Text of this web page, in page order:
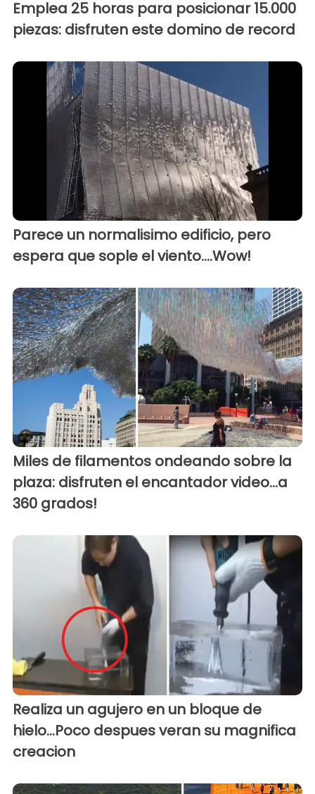
Emplea 25 horas para posicionar 15.000
piezas: disfruten este domino de record
Parece un normalisimo edificio, pero
espera que sople el viento....Wow!
Miles de filamentos ondeando sobre la
plaza: disfruten el encantador video...a
360 grados!
Realiza un agujero en un bloque de
hielo...Poco despues veran su magnifica
creacion